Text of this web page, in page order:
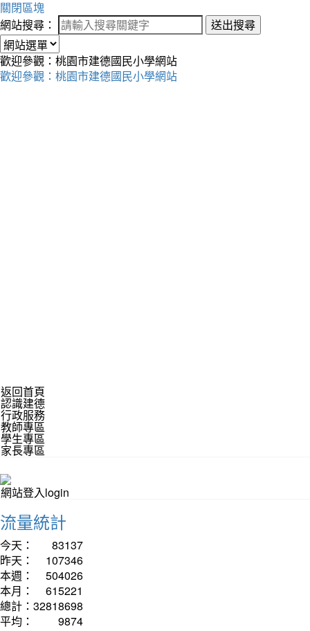
關閉區塊
網站搜尋：
送出搜尋
歡迎參觀：桃園市建德國民小學網站
歡迎參觀：桃園市建德國民小學網站
返回首頁
認識建德
行政服務
教師專區
學生專區
家長專區
網站登入login
流量統計
今天：
83137
昨天：
107346
本週：
504026
本月：
615221
總計： 32818698
平均：
9874